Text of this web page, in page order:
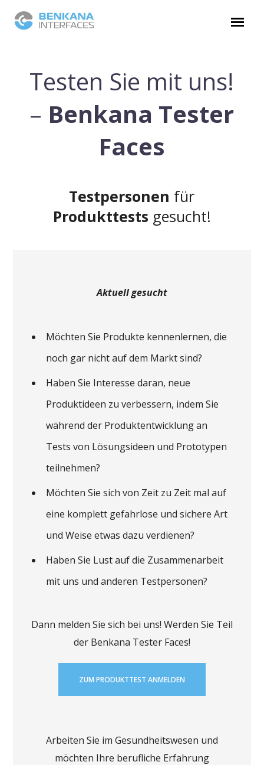
Testen Sie mit uns!
– Benkana Tester
Faces
Testpersonen für
Produkttests gesucht!
Aktuell gesucht
Möchten Sie Produkte kennenlernen, die
noch gar nicht auf dem Markt sind?
Haben Sie Interesse daran, neue
Produktideen zu verbessern, indem Sie
während der Produktentwicklung an
Tests von Lösungsideen und Prototypen
teilnehmen?
Möchten Sie sich von Zeit zu Zeit mal auf
eine komplett gefahrlose und sichere Art
und Weise etwas dazu verdienen?
Haben Sie Lust auf die Zusammenarbeit
mit uns und anderen Testpersonen?
Dann melden Sie sich bei uns! Werden Sie Teil
der Benkana Tester Faces!
ZUM PRODUKTTEST ANMELDEN
Arbeiten Sie im Gesundheitswesen und
möchten Ihre berufliche Erfahrung